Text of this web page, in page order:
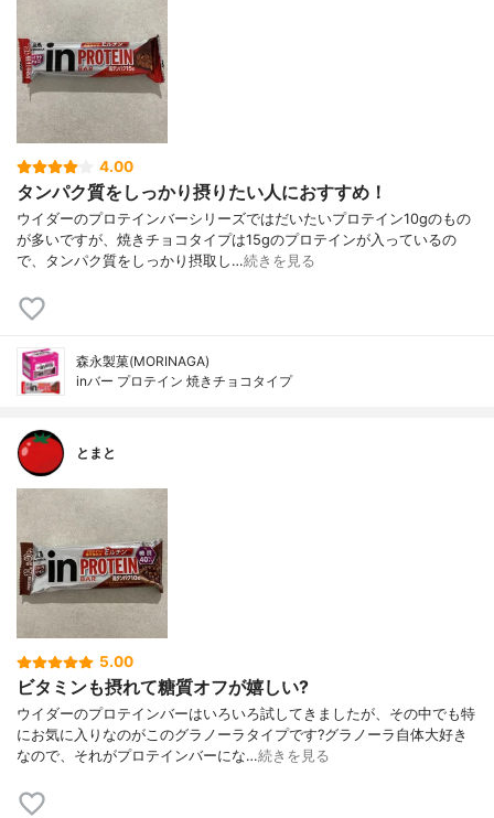
4.00
タンパク質をしっかり摂りたい人におすすめ！
ウイダーのプロテインバーシリーズではだいたいプロテイン10gのもの
が多いですが、焼きチョコタイプは15gのプロテインが入っているの
で、タンパク質をしっかり摂取し…続きを見る
森永製菓(MORINAGA)
inバー プロテイン 焼きチョコタイプ
とまと
5.00
ビタミンも摂れて糖質オフが嬉しい?
ウイダーのプロテインバーはいろいろ試してきましたが、その中でも特
にお気に入りなのがこのグラノーラタイプです?グラノーラ自体大好き
なので、それがプロテインバーにな…続きを見る